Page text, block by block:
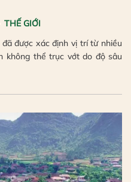
THẾ GIỚI
được xác định vị trí từ nhiều
không thể trục vớt do độ sâu